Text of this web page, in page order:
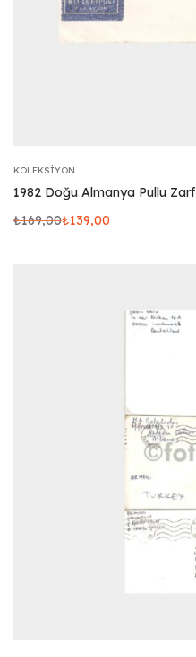
KOLEKSIYON
1982 Doğu Almanya Pullu Zarf
₺169,00₺139,00